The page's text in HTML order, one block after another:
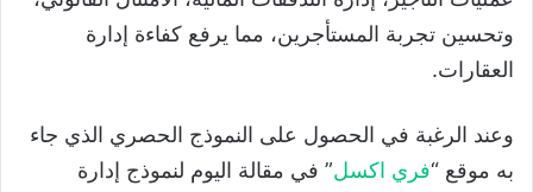
وتحسين تجربة المستأجرين، مما يرفع كفاءة إدارة
العقارات.
وعند الرغبة في الحصول على النموذج الحصري الذي جاء
به موقع “فري اكسل” في مقالة اليوم لنموذج إدارة